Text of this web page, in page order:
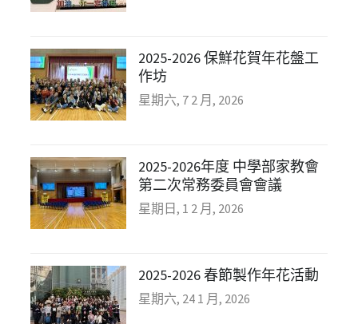
2025-2026 保鮮花賀年花盤工
作坊
星期六, 7 2 月, 2026
2025-2026年度 中學部家教會
第二次常務委員會會議
星期日, 1 2 月, 2026
2025-2026 春節製作年花活動
星期六, 24 1 月, 2026